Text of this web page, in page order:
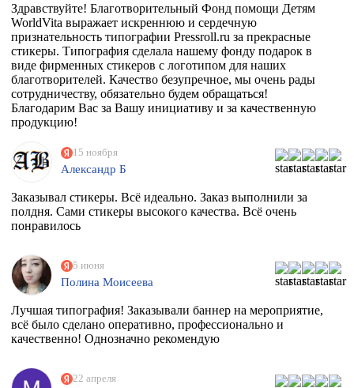
Здравствуйте! Благотворительный Фонд помощи Детям
WorldVita выражает искреннюю и сердечную
признательность типографии Pressroll.ru за прекрасные
стикеры. Типография сделала нашему фонду подарок в
виде фирменных стикеров с логотипом для наших
благотворителей. Качество безупречное, мы очень рады
сотрудничеству, обязательно будем обращаться!
Благодарим Вас за Вашу инициативу и за качественную
продукцию!
15 ноября
Александр Б
Заказывал стикеры. Всё идеально. Заказ выполнили за
полдня. Сами стикеры высокого качества. Всё очень
понравилось
5 июня
Полина Моисеева
Лучшая типография! Заказывали баннер на мероприятие,
всё было сделано оперативно, профессионально и
качественно! Однозначно рекомендую
22 апреля